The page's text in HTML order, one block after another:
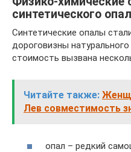
синтетического
Синтетические опалы
дороговизны
стоимость вызвана
Читайте также:
Лев совместимость
опал – редкий